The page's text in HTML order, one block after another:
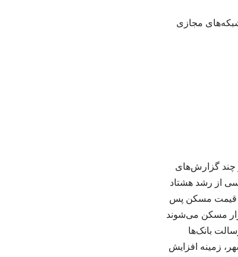
مجازی
چند گزارش‌های
از رشد هشتاد
قیمت مسکن پس
مسکن می‌شوند
بانک‌ها
زمینه افزایش